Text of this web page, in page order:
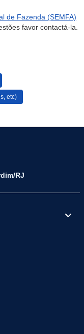
de Fazenda (SEMFA)
favor contactá-la.
etc)
RJ